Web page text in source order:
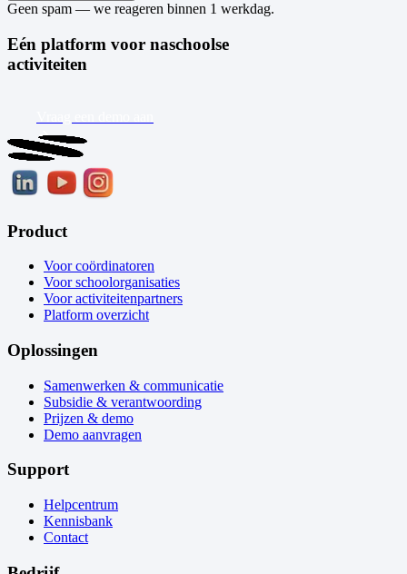
Geen spam — we reageren binnen 1 werkdag.
Eén platform voor naschoolse
activiteiten
Product
Voor coördinatoren
Voor schoolorganisaties
Voor activiteitenpartners
Platform overzicht
Oplossingen
Samenwerken & communicatie
Subsidie & verantwoording
Prijzen & demo
Demo aanvragen
Support
Helpcentrum
Kennisbank
Contact